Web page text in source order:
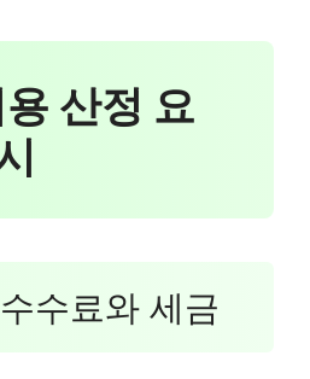
산정 요
수료와 세금